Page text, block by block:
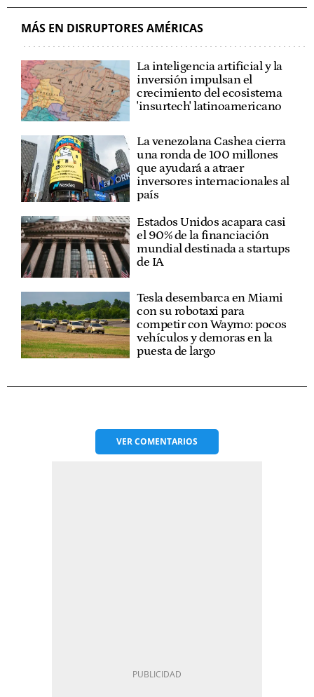
MÁS EN DISRUPTORES AMÉRICAS
La inteligencia artificial y la
inversión impulsan el
crecimiento del ecosistema
'insurtech' latinoamericano
La venezolana Cashea cierra
una ronda de 100 millones
que ayudará a atraer
inversores internacionales al
país
Estados Unidos acapara casi
el 90% de la financiación
mundial destinada a startups
de IA
Tesla desembarca en Miami
con su robotaxi para
competir con Waymo: pocos
vehículos y demoras en la
puesta de largo
VERCOMENTARIOS